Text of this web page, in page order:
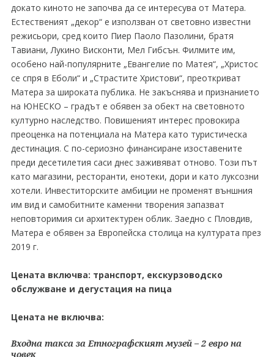
докато киното не започва да се интересува от Матера.
Естественият „декор“ е използван от световно известни
режисьори, сред които Пиер Паоло Пазолини, братя
Тавиани, Лукино Висконти, Мел Гибсън. Филмите им,
особено най-популярните „Евангелие по Матея“, „Христос
се спря в Еболи“ и „Страстите Христови“, преоткриват
Матера за широката публика. Не закъснява и признанието
на ЮНЕСКО – градът е обявен за обект на световното
културно наследство. Повишеният интерес провокира
преоценка на потенциала на Матера като туристическа
дестинация. С по-сериозно финансиране изоставените
преди десетилетия саси днес заживяват отново. Този път
като магазини, ресторанти, енотеки, дори и като луксозни
хотели. Инвеститорските амбиции не променят външния
им вид и самобитните каменни творения запазват
неповторимия си архитектурен облик. Заедно с Пловдив,
Матера е обявен за Европейска столица на културата през
2019 г.
Цената включва: транспорт, екскурзоводско
обслужване и дегустация на пица
Цената не включва:
Входна такса за Етнографският музей – 2 евро на
човек